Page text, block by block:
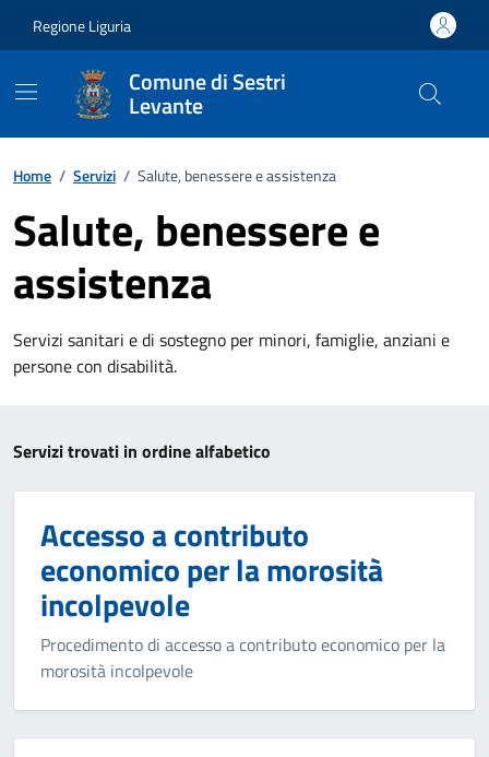
Regione Liguria
Comune di Sestri
Levante
Home / Servizi / Salute, benessere e assistenza
Salute, benessere e
assistenza
Servizi sanitari e di sostegno per minori, famiglie, anziani e
persone con disabilità.
Servizi trovati in ordine alfabetico
Accesso a contributo
economico per la morosità
incolpevole
Procedimento di accesso a contributo economico per la
morosità incolpevole